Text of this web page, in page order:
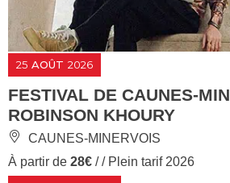
25 AOÛT 2026
FESTIVAL DE CAUNES-
ROBINSON KHOURY
CAUNES-MINERVOIS
À partir de 28€ / / Plein tarif 2026